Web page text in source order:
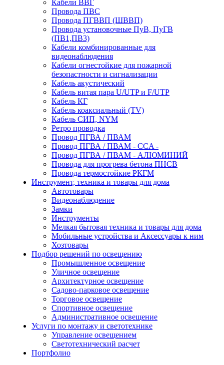
Кабели ВВГ
Провода ПВС
Провода ПГВВП (ШВВП)
Провода установочные ПуВ, ПуГВ
(ПВ1,ПВ3)
Кабели комбинированные для
видеонаблюдения
Кабели огнестойкие для пожарной
безопастности и сигнализации
Кабель акустический
Кабель витая пара U/UTP и F/UTP
Кабель КГ
Кабель коаксиальный (TV)
Кабель СИП, NYM
Ретро проводка
Провод ПГВА / ПВАМ
Провод ПГВА / ПВАМ - CCA -
Провод ПГВА / ПВАМ - АЛЮМИНИЙ
Провода для прогрева бетона ПНСВ
Провода термостойкие РКГМ
Инструмент, техника и товары для дома
Автотовары
Видеонаблюдение
Замки
Инструменты
Мелкая бытовая техника и товары для дома
Мобильные устройства и Аксессуары к ним
Хозтовары
Подбор решений по освещению
Промышленное освещение
Уличное освещение
Архитектурное освещение
Садово-парковое освещение
Торговое освещение
Спортивное освещение
Административное освещение
Услуги по монтажу и светотехнике
Управление освещением
Светотехнический расчет
Портфолио